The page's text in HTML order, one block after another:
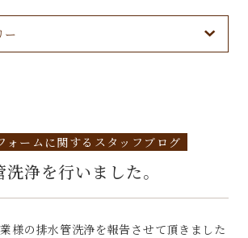
ー
ォームに関するスタッフブログ
浄を行いました。
様の排水管洗浄を報告させて頂きました